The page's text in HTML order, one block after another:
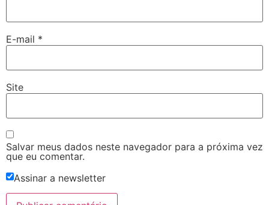
E-mail *
Site
Salvar meus dados neste navegador para a próxima vez
que eu comentar.
Assinar a newsletter